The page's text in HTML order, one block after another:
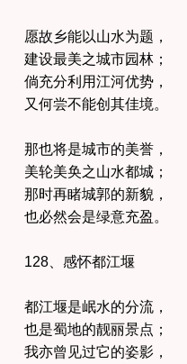
愿故乡能以山水为题，
建设最美之城市园林；
倘充分利用江河优势，
又何尝不能创其佳境。
那也将是城市的美誉，
美轮美奂之山水都城；
那时再睹城郭的新貌，
也必然会是绿意充盈。
128、感怀都江堰
都江堰是岷水的分流，
也是蜀地的靓丽景点；
我亦曾见过它的姿影，